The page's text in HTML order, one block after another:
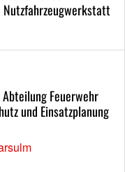
Feuerwehr
und Einsatzplanung